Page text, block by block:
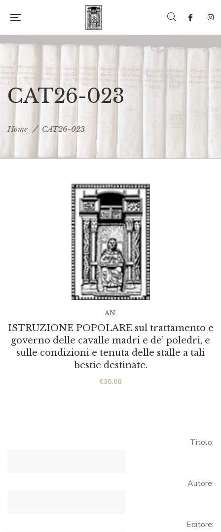
CAT26-023
Home CAT26-023
ISTRUZIONE POPOLARE sul trattamento e
governo delle cavalle madri e de’ poledri, e
sulle condizioni e tenuta delle stalle a tali
bestie destinate.
€30.00
AN.
Titolo:
Autore:
Editore: